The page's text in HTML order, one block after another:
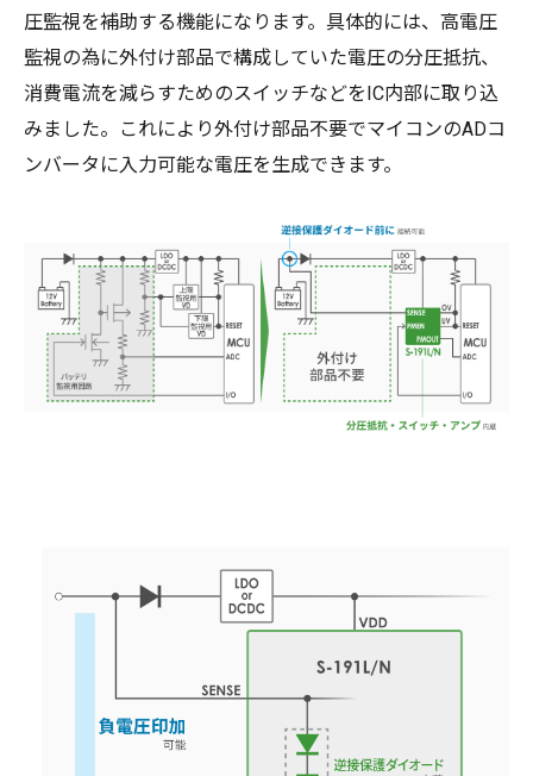
圧監視を補助する機能になります。具体的には、高電圧
監視の為に外付け部品で構成していた電圧の分圧抵抗、
消費電流を減らすためのスイッチなどをIC内部に取り込
みました。これにより外付け部品不要でマイコンのADコ
ンバータに入力可能な電圧を生成できます。